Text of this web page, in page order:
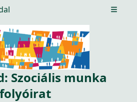
Open
Szociális munka
folyóirat